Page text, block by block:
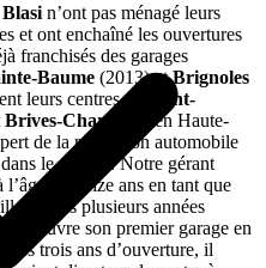
n’ont pas ménagé leurs
et ont enchaîné les ouvertures
franchisés des garages
Baume (2013) etBrignoles
leurs centres de
Saint-
Brives-Charensac
en Haute-
de la réparation automobile
le secteur. Notre gérant
de treize ans en tant que
Après plusieurs années
il ouvre son premier garage en
trois ans d’ouverture, il